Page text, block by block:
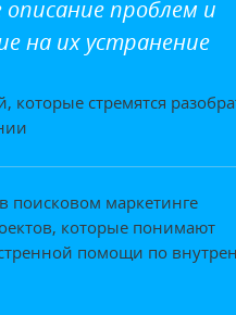
описание проблем и
на их устранение
которые стремятся
поисковом маркетинге
которые понимают
помощи по